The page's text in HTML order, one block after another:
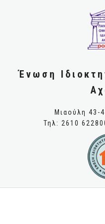
Ένωση
Μιαούλη 43-
Τηλ: 2610